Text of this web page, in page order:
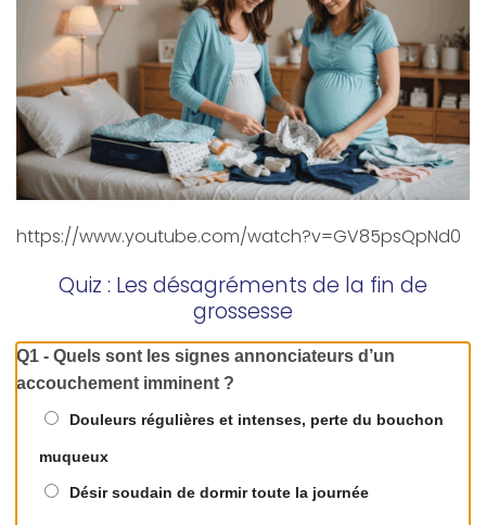
https://www.youtube.com/watch?v=GV85psQpNd0
Quiz : Les désagréments de la fin de
grossesse
Q1 - Quels sont les signes annonciateurs d’un
accouchement imminent ?
Douleurs régulières et intenses, perte du bouchon
muqueux
Désir soudain de dormir toute la journée